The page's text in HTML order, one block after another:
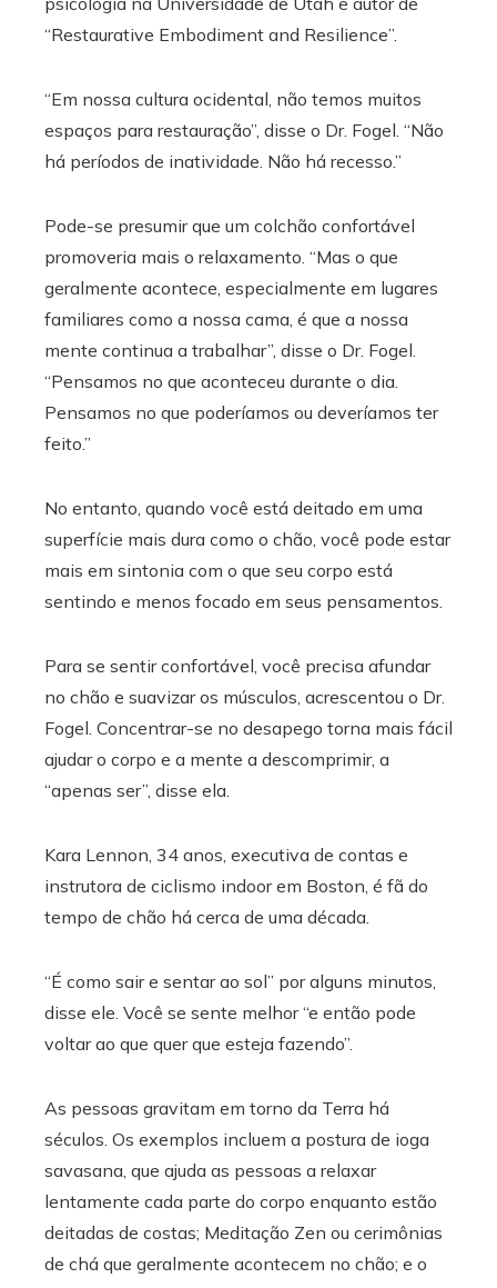
“Restaurative Embodiment and Resilience”.
“Em nossa cultura ocidental, não temos muitos
espaços para restauração”, disse o Dr. Fogel. “Não
há períodos de inatividade. Não há recesso.”
Pode-se presumir que um colchão confortável
promoveria mais o relaxamento. “Mas o que
geralmente acontece, especialmente em lugares
familiares como a nossa cama, é que a nossa
mente continua a trabalhar”, disse o Dr. Fogel.
“Pensamos no que aconteceu durante o dia.
Pensamos no que poderíamos ou deveríamos ter
feito.”
No entanto, quando você está deitado em uma
superfície mais dura como o chão, você pode estar
mais em sintonia com o que seu corpo está
sentindo e menos focado em seus pensamentos.
Para se sentir confortável, você precisa afundar
no chão e suavizar os músculos, acrescentou o Dr.
Fogel. Concentrar-se no desapego torna mais fácil
ajudar o corpo e a mente a descomprimir, a
“apenas ser”, disse ela.
Kara Lennon, 34 anos, executiva de contas e
instrutora de ciclismo indoor em Boston, é fã do
tempo de chão há cerca de uma década.
“É como sair e sentar ao sol” por alguns minutos,
disse ele. Você se sente melhor “e então pode
voltar ao que quer que esteja fazendo”.
As pessoas gravitam em torno da Terra há
séculos. Os exemplos incluem a postura de ioga
savasana, que ajuda as pessoas a relaxar
lentamente cada parte do corpo enquanto estão
deitadas de costas; Meditação Zen ou cerimônias
de chá que geralmente acontecem no chão; e o